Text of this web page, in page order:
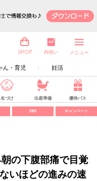
ん・育児 妊活
SHOP 内祝い メニュー
名づけ 出産準備 優待パス
SNS キャンペーン
の下腹部痛で目覚
いほどの進みの速